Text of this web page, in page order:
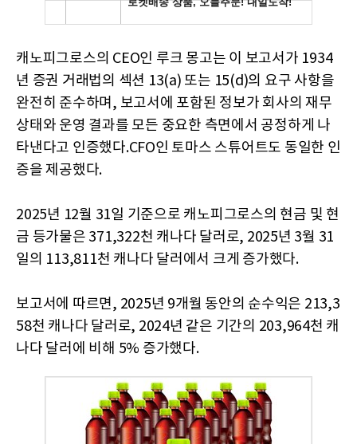
캐노피그로스의 CEO인 루크 몽고는 이 보고서가 1934
년 증권 거래법의 섹션 13(a) 또는 15(d)의 요구 사항을
완전히 준수하며, 보고서에 포함된 정보가 회사의 재무
상태와 운영 결과를 모든 중요한 측면에서 공정하게 나
타낸다고 인증했다.CFO인 토마스 스튜어트도 동일한 인
증을 제공했다.
2025년 12월 31일 기준으로 캐노피그로스의 현금 및 현
금 등가물은 371,322천 캐나다 달러로, 2025년 3월 31
일의 113,811천 캐나다 달러에서 크게 증가했다.
보고서에 따르면, 2025년 9개월 동안의 순수익은 213,3
58천 캐나다 달러로, 2024년 같은 기간의 203,964천 캐
나다 달러에 비해 5% 증가했다.